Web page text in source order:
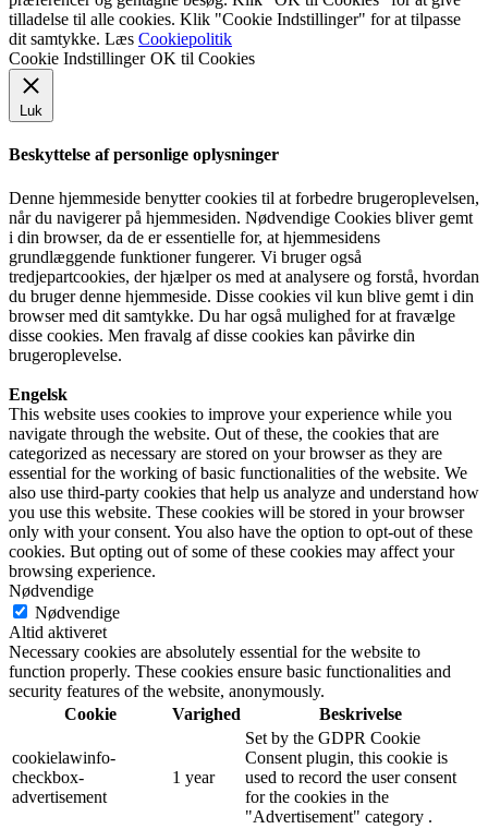
tilladelse til alle cookies. Klik "Cookie Indstillinger" for at tilpasse
dit samtykke. Læs Cookiepolitik
Cookie Indstillinger OK til Cookies
Luk
Beskyttelse af personlige oplysninger
Denne hjemmeside benytter cookies til at forbedre brugeroplevelsen,
når du navigerer på hjemmesiden. Nødvendige Cookies bliver gemt
i din browser, da de er essentielle for, at hjemmesidens
grundlæggende funktioner fungerer. Vi bruger også
tredjepartcookies, der hjælper os med at analysere og forstå, hvordan
du bruger denne hjemmeside. Disse cookies vil kun blive gemt i din
browser med dit samtykke. Du har også mulighed for at fravælge
disse cookies. Men fravalg af disse cookies kan påvirke din
brugeroplevelse.
Engelsk
This website uses cookies to improve your experience while you
navigate through the website. Out of these, the cookies that are
categorized as necessary are stored on your browser as they are
essential for the working of basic functionalities of the website. We
also use third-party cookies that help us analyze and understand how
you use this website. These cookies will be stored in your browser
only with your consent. You also have the option to opt-out of these
cookies. But opting out of some of these cookies may affect your
browsing experience.
Nødvendige
Nødvendige
Altid aktiveret
Necessary cookies are absolutely essential for the website to
function properly. These cookies ensure basic functionalities and
security features of the website, anonymously.
Cookie
Varighed Beskrivelse
cookielawinfo-
checkbox-
advertisement
1 year
Set by the GDPR Cookie
Consent plugin, this cookie is
used to record the user consent
for the cookies in the
"Advertisement" category .